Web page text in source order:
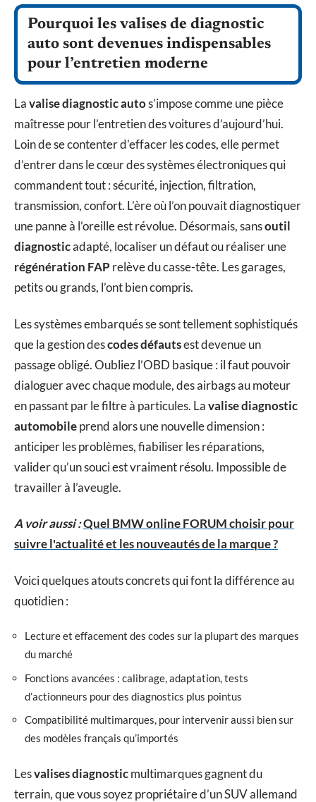
Pourquoi les valises de diagnostic
auto sont devenues indispensables
pour l’entretien moderne
Lavalise diagnostic autos’impose comme une pièce
maîtresse pour l’entretien des voitures d’aujourd’hui.
Loin de se contenter d’effacer les codes, elle permet
d’entrer dans le cœur des systèmes électroniques qui
commandent tout : sécurité, injection, filtration,
transmission, confort. L’ère où l’on pouvait diagnostiquer
une panne à l’oreille est révolue. Désormais, sansoutil
diagnosticadapté, localiser un défaut ou réaliser une
régénération FAP relève du casse-tête. Les garages,
petits ou grands, l’ont bien compris.
Les systèmes embarqués se sont tellement sophistiqués
que la gestion descodes défautsest devenue un
passage obligé. Oubliez l’OBD basique : il faut pouvoir
dialoguer avec chaque module, des airbags au moteur
en passant par le filtre à particules. Lavalise diagnostic
automobileprend alors une nouvelle dimension :
anticiper les problèmes, fiabiliser les réparations,
valider qu’un souci est vraiment résolu. Impossible de
travailler à l’aveugle.
A voir aussi :Quel BMW online FORUM choisir pour
suivre l'actualité et les nouveautés de la marque ?
Voici quelques atouts concrets qui font la différence au
quotidien :
Lecture et effacement des codes sur la plupart des marques
du marché
Fonctions avancées : calibrage, adaptation, tests
d’actionneurs pour des diagnostics plus pointus
Compatibilité multimarques, pour intervenir aussi bien sur
des modèles français qu’importés
Lesvalises diagnosticmultimarques gagnent du
terrain, que vous soyez propriétaire d’un SUV allemand